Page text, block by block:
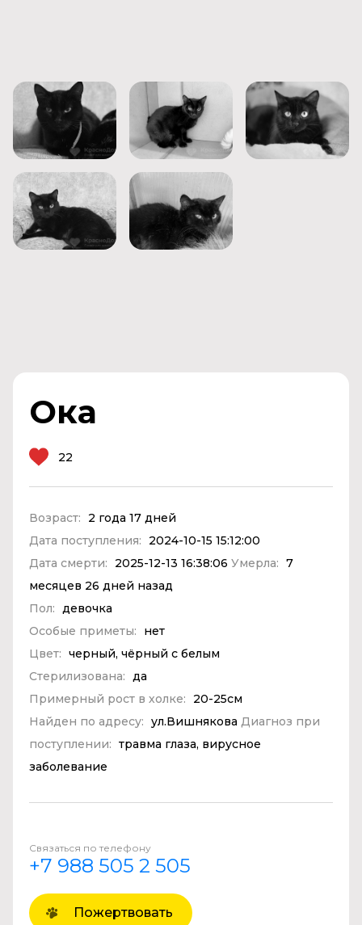
Ока
22
Возраст:
2 года 17 дней
Дата поступления:
2024-10-15 15:12:00
Дата смерти:
2025-12-13 16:38:06 Умерла: 7
месяцев 26 дней назад
Пол: девочка
Особые приметы:
нет
Цвет: черный, чёрный с белым
Стерилизована: да
Примерный рост в холке:
20-25см
Найден по адресу: ул.Вишнякова Диагноз при
поступлении: травма глаза, вирусное
заболевание
Связаться по телефону
+7 988 505 2 505
Пожертвовать